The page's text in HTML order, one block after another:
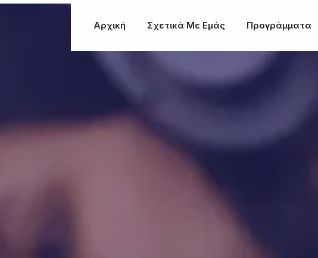
Αρχική Σχετικά Με Εμάς Προγράμματα